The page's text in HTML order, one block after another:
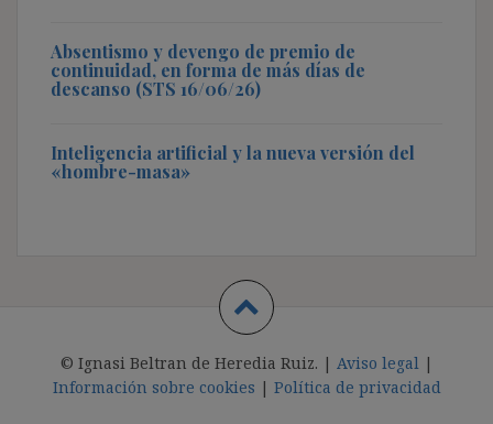
Absentismo y devengo de premio de
continuidad, en forma de más días de
descanso (STS 16/06/26)
Inteligencia artificial y la nueva versión del
«hombre-masa»
© Ignasi Beltran de Heredia Ruiz. | Aviso legal |
Información sobre cookies | Política de privacidad